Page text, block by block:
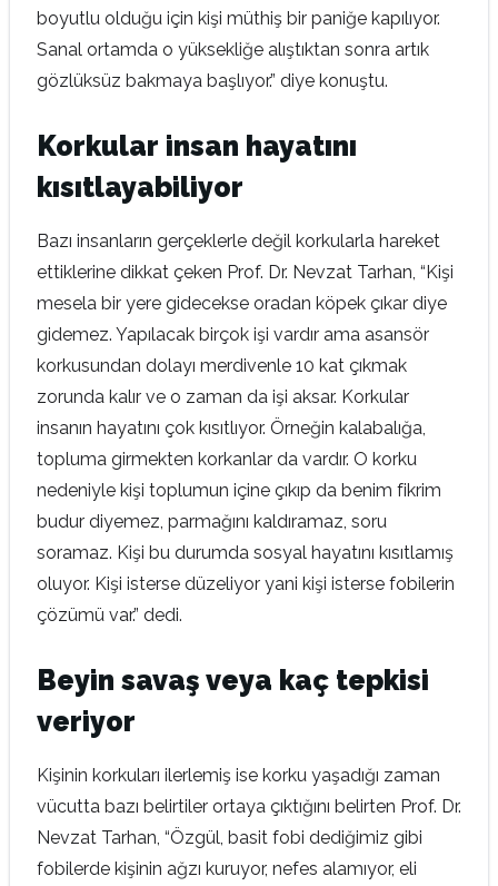
boyutlu olduğu için kişi müthiş bir paniğe kapılıyor.
Sanal ortamda o yüksekliğe alıştıktan sonra artık
gözlüksüz bakmaya başlıyor.” diye konuştu.
Korkular insan hayatını
kısıtlayabiliyor
Bazı insanların gerçeklerle değil korkularla hareket
ettiklerine dikkat çeken Prof. Dr. Nevzat Tarhan, “Kişi
mesela bir yere gidecekse oradan köpek çıkar diye
gidemez. Yapılacak birçok işi vardır ama asansör
korkusundan dolayı merdivenle 10 kat çıkmak
zorunda kalır ve o zaman da işi aksar. Korkular
insanın hayatını çok kısıtlıyor. Örneğin kalabalığa,
topluma girmekten korkanlar da vardır. O korku
nedeniyle kişi toplumun içine çıkıp da benim fikrim
budur diyemez, parmağını kaldıramaz, soru
soramaz. Kişi bu durumda sosyal hayatını kısıtlamış
oluyor. Kişi isterse düzeliyor yani kişi isterse fobilerin
çözümü var.” dedi.
Beyin savaş veya kaç tepkisi
veriyor
Kişinin korkuları ilerlemiş ise korku yaşadığı zaman
vücutta bazı belirtiler ortaya çıktığını belirten Prof. Dr.
Nevzat Tarhan, “Özgül, basit fobi dediğimiz gibi
fobilerde kişinin ağzı kuruyor, nefes alamıyor, eli